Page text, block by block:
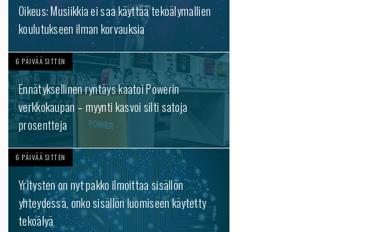
Oikeus: Musiikkia ei saa käyttää tekoälymallien
koulutukseen ilman korvauksia
6 PÄIVÄÄ SITTEN
Ennätyksellinen ryntäys kaatoi Powerin
verkkokaupan – myynti kasvoi silti satoja
prosentteja
6 PÄIVÄÄ SITTEN
Yritysten on nyt pakko ilmoittaa sisällön
yhteydessä, onko sisällön luomiseen käytetty
tekoälyä